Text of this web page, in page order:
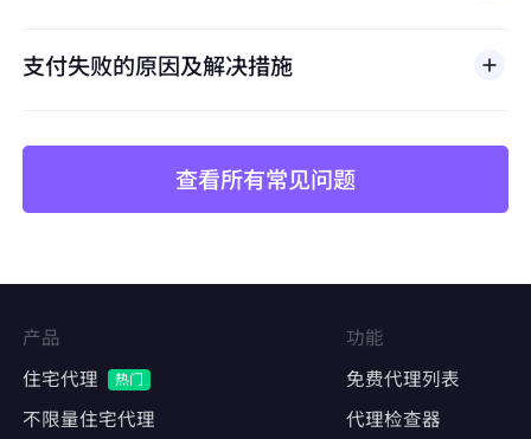
长期稳定抓取竞品价格、库存、评论数据
矩阵账号运营
多账号管理
维持账号稳定的登录IP，降低异常登录风险
内容发布与互动
自动化发帖、点赞、评论，模拟真实用户行为
支付失败的原因及解决措施
查看所有常见问题
产品
住宅代理
热门
不限量住宅代理
功能
免费代理列表
代理检查器